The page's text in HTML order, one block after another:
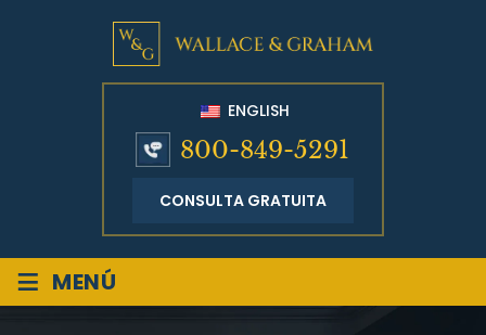
ENGLISH
800-849-5291
CONSULTA GRATUITA
≡ MENÚ